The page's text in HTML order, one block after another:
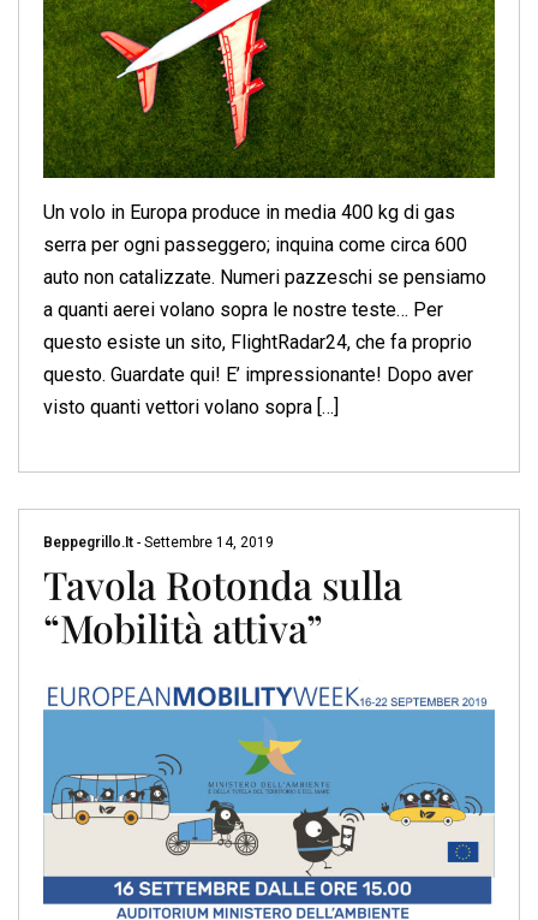
Un volo in Europa produce in media 400 kg di gas
serra per ogni passeggero; inquina come circa 600
auto non catalizzate. Numeri pazzeschi se pensiamo
a quanti aerei volano sopra le nostre teste… Per
questo esiste un sito, FlightRadar24, che fa proprio
questo. Guardate qui! E’ impressionante! Dopo aver
visto quanti vettori volano sopra […]
Beppegrillo.it - Settembre 14, 2019
Tavola Rotonda sulla
“Mobilità attiva”